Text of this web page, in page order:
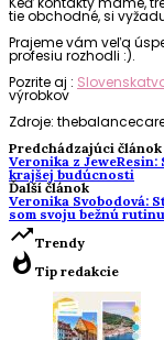
tie obchodné, si
Prajeme vám veľa
profesiu rozhodli :).
Pozrite aj :
výrobkov
Zdroje:
Predchádzajúci článok
Veronika z
krajšej budúcnosti
Ďalší článok
Veronika Svobodová:
som svoju bežnú
trending_upTrendy
whatshot Tip redakcie